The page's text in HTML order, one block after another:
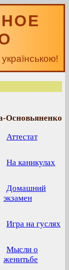
Основьяненко
Аттестат
На каникулах
Домашний
экзамен
Игра на гуслях
Мысли о
женитьбе